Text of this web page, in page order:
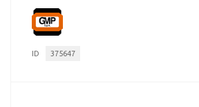
ID 375647